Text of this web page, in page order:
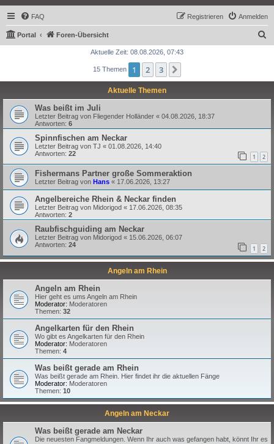
FAQ Anmelden
Registrieren
Portal Foren-Übersicht
Aktuelle Zeit: 08.08.2026, 07:43
15 Themen 1 2 3
Aktuelle Themen
Was beißt im Juli
Letzter Beitrag von Fliegender Holländer « 04.08.2026, 18:37
Antworten: 6
Spinnfischen am Neckar
Letzter Beitrag von TJ « 01.08.2026, 14:40
Antworten: 22 1 2
Fishermans Partner große Sommeraktion
Letzter Beitrag von Hans « 17.06.2026, 13:27
Angelbereiche Rhein & Neckar finden
Letzter Beitrag von Midorigod « 17.06.2026, 08:35
Antworten: 2
Raubfischguiding am Neckar
Letzter Beitrag von Midorigod « 15.06.2026, 06:07
Antworten: 24 1 2
Angeln am Rhein
Angeln am Rhein
Hier geht es ums Angeln am Rhein
Moderator: Moderatoren
Themen: 32
Angelkarten für den Rhein
Wo gibt es Angelkarten für den Rhein
Moderator: Moderatoren
Themen: 4
Was beißt gerade am Rhein
Was beißt gerade am Rhein. Hier findet ihr die aktuellen Fänge
Moderator: Moderatoren
Themen: 10
Angeln am Neckar
Was beißt gerade am Neckar
Die neuesten Fangmeldungen. Wenn Ihr auch was gefangen habt, könnt Ihr es